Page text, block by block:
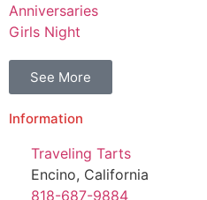
Anniversaries
Girls Night
See More
Information
Traveling Tarts
Encino, California
818-687-9884